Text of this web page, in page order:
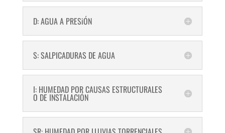
D: AGUA A PRESiÓN
S: SALPICADURAS DE AGUA
I: HUMEDAD POR CAUSAS ESTRUCTURALES
O DE INSTALACIÓN